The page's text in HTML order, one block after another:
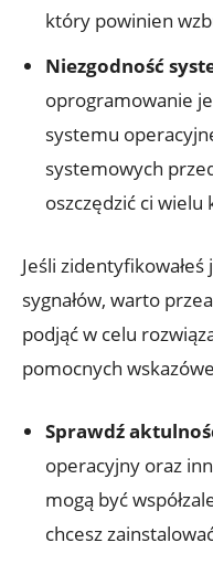
który powinien
Niezgodność
oprogramowanie
systemu
systemowych
oszczędzić ci wielu
Jeśli
sygnałów, warto
podjąć w celu
pomocnych
Sprawdź
operacyjny oraz
mogą być
chcesz